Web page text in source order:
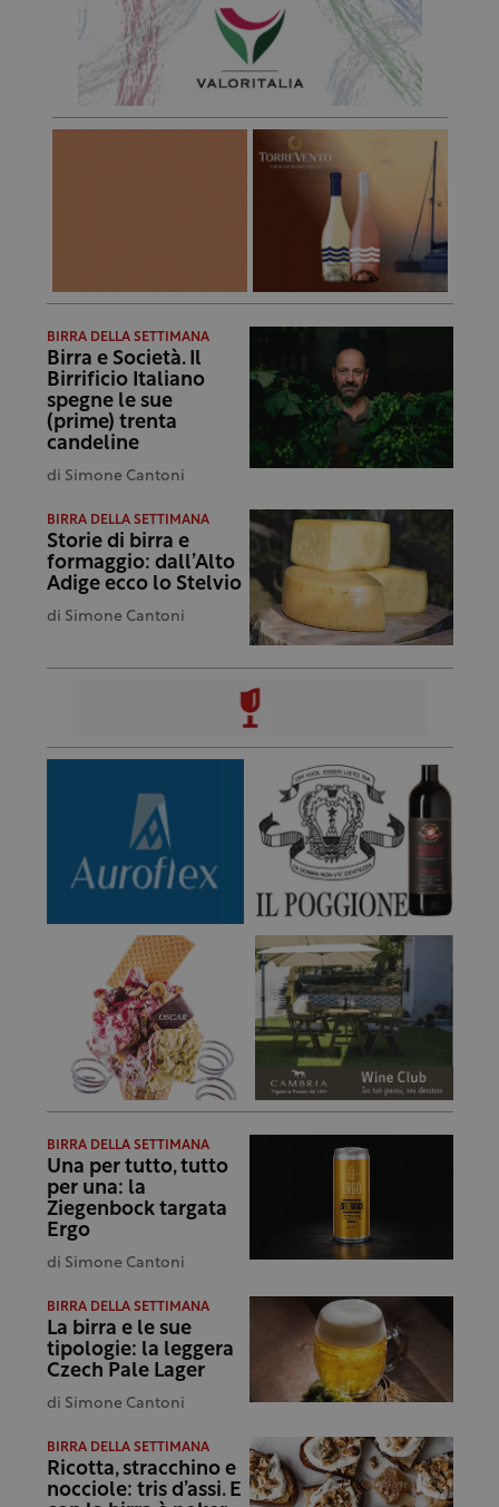
BIRRA DELLA SETTIMANA
Birra e Società. Il
Birrificio Italiano
spegne le sue
(prime) trenta
candeline
di Simone Cantoni
BIRRA DELLA SETTIMANA
Storie di birra e
formaggio: dall’Alto
Adige ecco lo Stelvio
di Simone Cantoni
BIRRA DELLA SETTIMANA
Una per tutto, tutto
per una: la
Ziegenbock targata
Ergo
di Simone Cantoni
BIRRA DELLA SETTIMANA
La birra e le sue
tipologie: la leggera
Czech Pale Lager
di Simone Cantoni
BIRRA DELLA SETTIMANA
Ricotta, stracchino e
nocciole: tris d’assi. E